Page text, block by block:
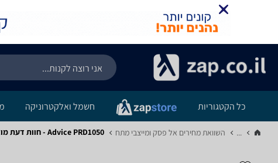
כל הקטגוריות חשמל ואלקטרוניקה
... השוואת מחירים אל פסק ומייצבי מתח‏ Advice PRD1050 - חוות דעת מוצר